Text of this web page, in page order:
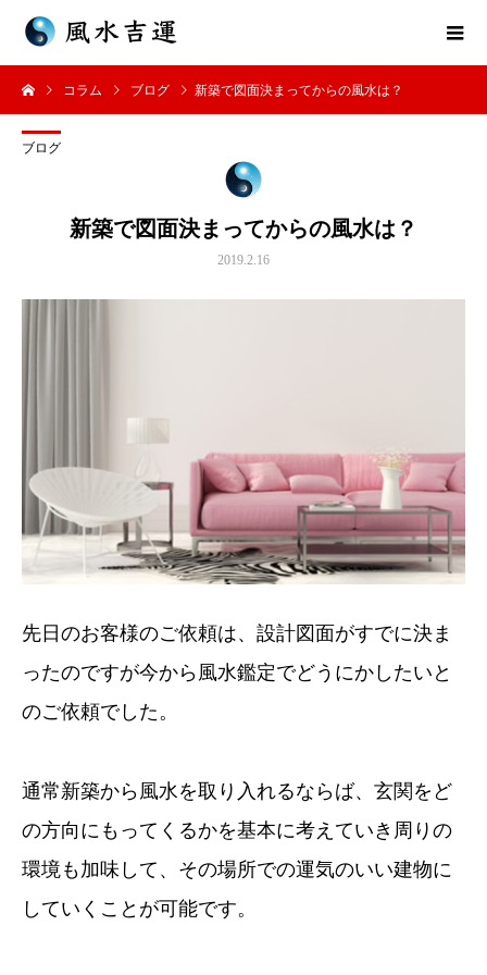
コラム ブログ 新築で図面決まってからの風水は？
ブログ
新築で図面決まってからの風水は？
2019.2.16
先日のお客様のご依頼は、設計図面がすでに決ま
ったのですが今から風水鑑定でどうにかしたいと
のご依頼でした。
通常新築から風水を取り入れるならば、玄関をど
の方向にもってくるかを基本に考えていき周りの
環境も加味して、その場所での運気のいい建物に
していくことが可能です。